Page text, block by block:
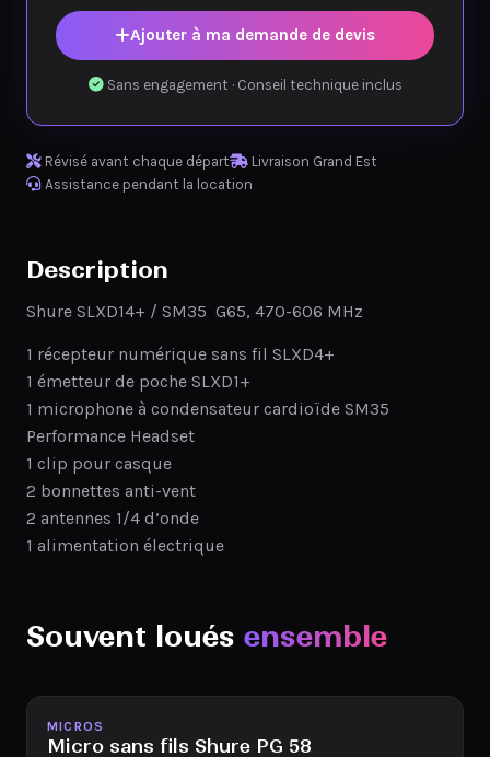
Ajouter à ma demande de devis
Sans engagement · Conseil technique inclus
Révisé avant chaque départ
Livraison Grand Est
Assistance pendant la location
Description
Shure SLXD14+ / SM35 G65, 470-606 MHz
1 récepteur numérique sans fil SLXD4+
1 émetteur de poche SLXD1+
1 microphone à condensateur cardioïde SM35
Performance Headset
1 clip pour casque
2 bonnettes anti-vent
2 antennes 1/4 d’onde
1 alimentation électrique
Souvent loués ensemble
Disponible
MICROS
Micro sans fils Shure PG 58